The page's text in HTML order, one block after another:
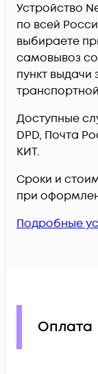
Устройство
по всей
выбираете
самовывоз
пункт выдачи
Доступные
DPD, Почта
КИТ.
Сроки и
при
Подробные
Оплата